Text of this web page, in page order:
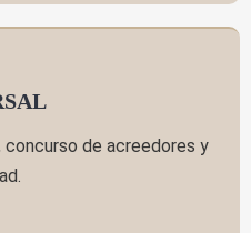
de acreedores y